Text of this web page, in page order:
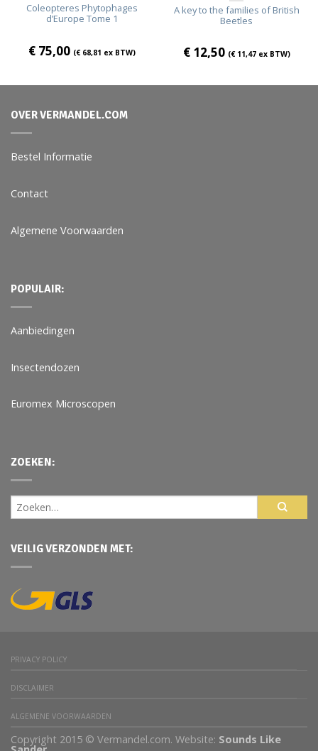
Coleopteres Phytophages
d’Europe Tome 1
€75,00 (€68,81 ex BTW)
A key to the families of British
Beetles
€12,50 (€11,47ex BTW)
OVER VERMANDEL.COM
Bestel Informatie
Contact
Algemene Voorwaarden
POPULAIR:
Aanbiedingen
Insectendozen
Euromex Microscopen
ZOEKEN:
VEILIG VERZONDEN MET:
PRIVACY POLICY
DISCLAIMER
ALGEMENE VOORWAARDEN
Copyright 2015 © Vermandel.com. Website: Sounds Like